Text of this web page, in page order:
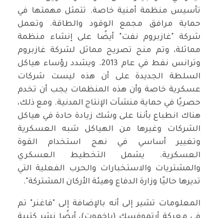
تأسيس منظمة أمنية خاصة. تتمثل مهمتها في
حماية مرافق مجمع الوقود والطاقة. وتعمل
شركة "غازبروم نفت" أيضًا على إنشاء منظمة
مماثلة، وتم منح تصريح مماثل لشركة غازبروم
وترانس نفط في عام 2013. ويشدد رؤساء هياكل
السلطة الجديدة على أن هذه ليست شركات
عسكرية خاصة وأن هذه المنظمات يجب أن تخدم
حصريًا في حماية منشآت الإنتاج المدنية. ومع ذلك،
هناك انطباع بأننا على وشك زيادة حادة في هياكل
الشركات وغيرها من الهياكل شبه العسكرية
وتغيير أساسي في نهج استخدام القوة
العسكرية. يشمل التخطيط العسكري
والمشتريات والاستخبارات والحرب الفعلية التي
تديرها حاليًا وزارة الدفاع وهيئة الأركان المشتركة".
المعلومات تشير إلى أنه بالإضافة إلى "فاغنر" تم